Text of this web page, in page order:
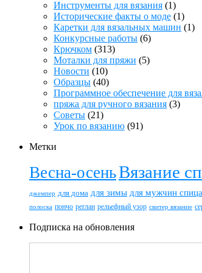
Инструменты для вязания (1)
Исторические факты о моде (1)
Каретки для вязальных машин (1)
Конкурсные работы (6)
Крючком (313)
Моталки для пряжи (5)
Новости (10)
Образцы (40)
Программное обеспечение для
пряжа для ручного вязания (3)
Советы (21)
Урок по вязанию (91)
Метки
Весна-осеньВязание
джемпер для дома для зимы для мужчин
полоска пончо реглан рельефный узор свитер вязание
Подписка на обновления